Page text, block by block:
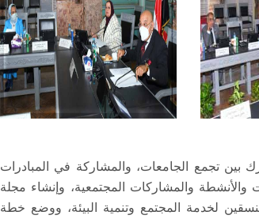
بين تجمع الجامعات، والمشاركة في المبادرات
والأنشطة والمشاركات المجتمعية، وإنشاء مجلة
لخدمة المجتمع وتنمية البيئة، ووضع خطة